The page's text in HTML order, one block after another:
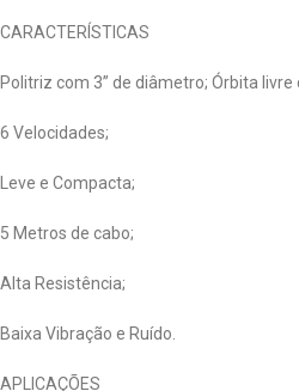
CARACTERÍSTICAS
Politriz com 3” de diâmetro; Órbita livre
6 Velocidades;
Leve e Compacta;
5 Metros de cabo;
Alta Resistência;
Baixa Vibração e Ruído.
APLICAÇÕES